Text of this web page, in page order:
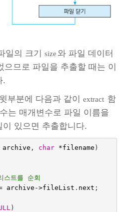
일의 크기 size 와 파일 데이터
으므로 파일을 추출할 때는 이
.
부분에 다음과 같이 extract 함
는 매개변수로 파일 이름을
있으면 추출합니다.
archive , char *filename )
트를 순회
archive ->fileList . next ;
)